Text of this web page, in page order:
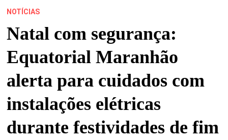
NOTÍCIAS
Natal com segurança:
Equatorial Maranhão
alerta para cuidados com
instalações elétricas
durante festividades de fim